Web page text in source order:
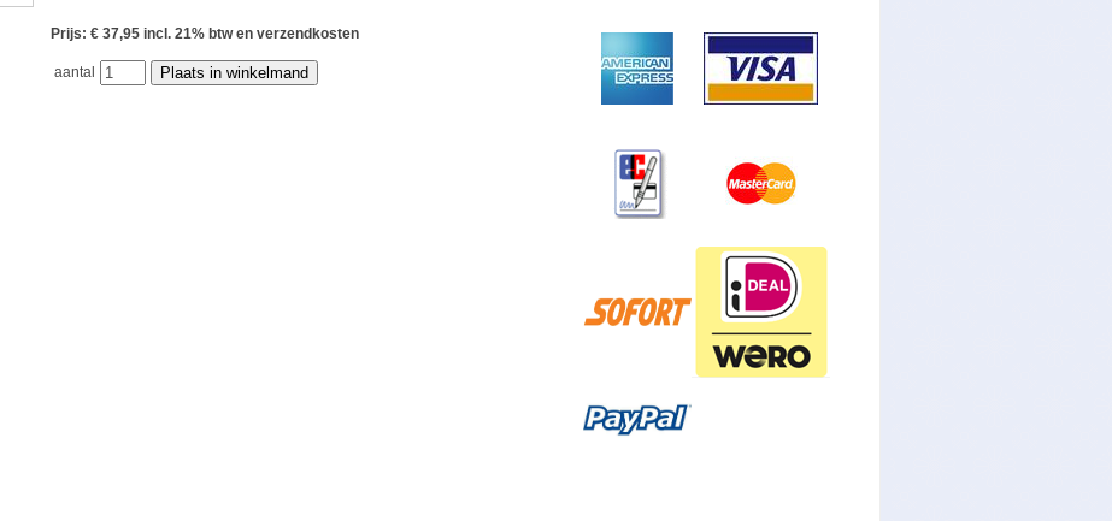
Prijs: € 37,95 incl. 21% btw en verzendkosten
aantal